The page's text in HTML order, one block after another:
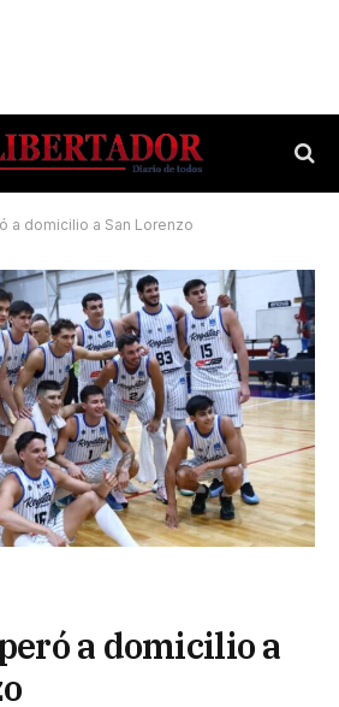
a domicilio a San Lorenzo
a domicilio a